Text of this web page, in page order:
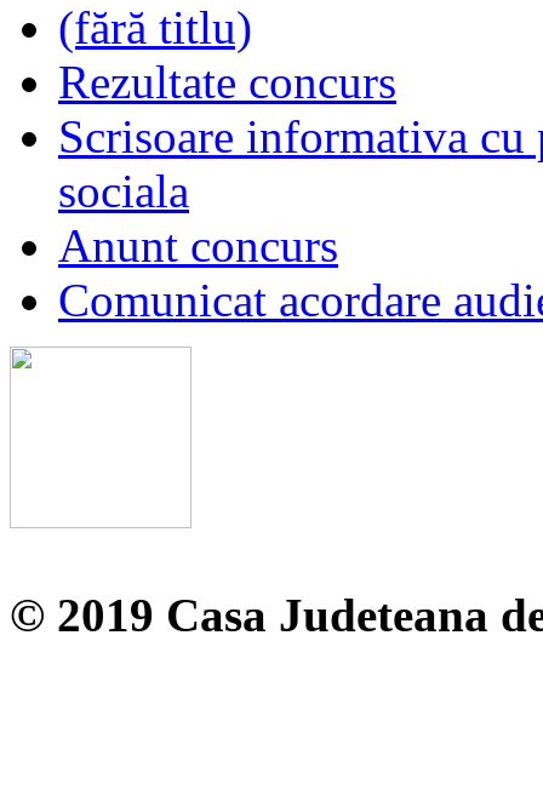
(fără titlu)
Rezultate concurs
Scrisoare informativa
sociala
Anunt concurs
Comunicat acordare
© 2019 Casa Judeteana